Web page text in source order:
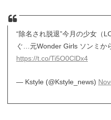
“除名され脱退”今月の少女（
ぐ…元Wonder Girls ソンミか
https://t.co/Ti5O0ClDx4
— Kstyle (@Kstyle_news)